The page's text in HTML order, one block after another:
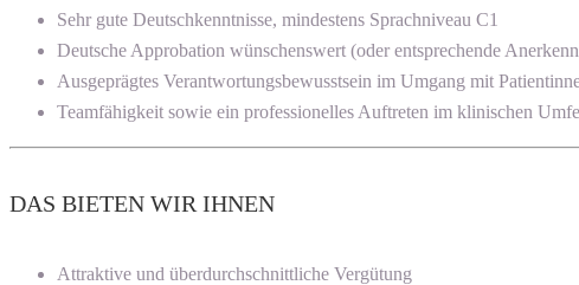
Sehr gute Deutschkenntnisse, mindestens Sprachniveau C1
Deutsche Approbation wünschenswert (oder entsprechende
Ausgeprägtes Verantwortungsbewusstsein im Umgang mit
Teamfähigkeit sowie ein professionelles Auftreten im klinischen
DAS BIETEN WIR IHNEN
Attraktive und überdurchschnittliche Vergütung